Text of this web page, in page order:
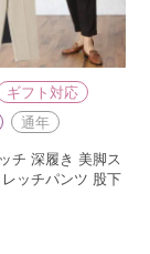
ギフト対応
通年
チ 深履き 美脚ス
レッチパンツ 股下